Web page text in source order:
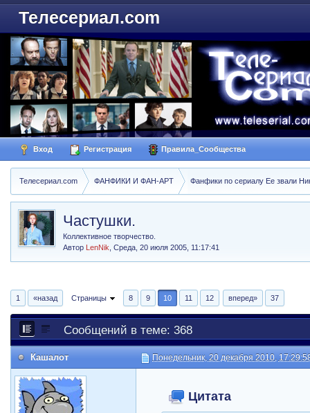
Телесериал.com
Вход Регистрация Правила_Сообщества
Телесериал.com ФАНФИКИ И ФАН-АРТ Фанфики по сериалу Ее звали
Частушки.
Коллективное творчество.
Автор LenNik ,Среда, 20 июля 2005, 11:17:41
1 «назад Страницы 8 9 10 11 12 вперед» 37
Сообщений в теме: 368
Кашалот Понедельник, 20 декабря 2010,
Цитата